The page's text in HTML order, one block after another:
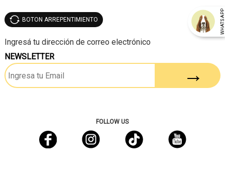
WHATSAPP
BOTON ARREPENTIMIENTO
NEWSLETTER
FOLLOW US